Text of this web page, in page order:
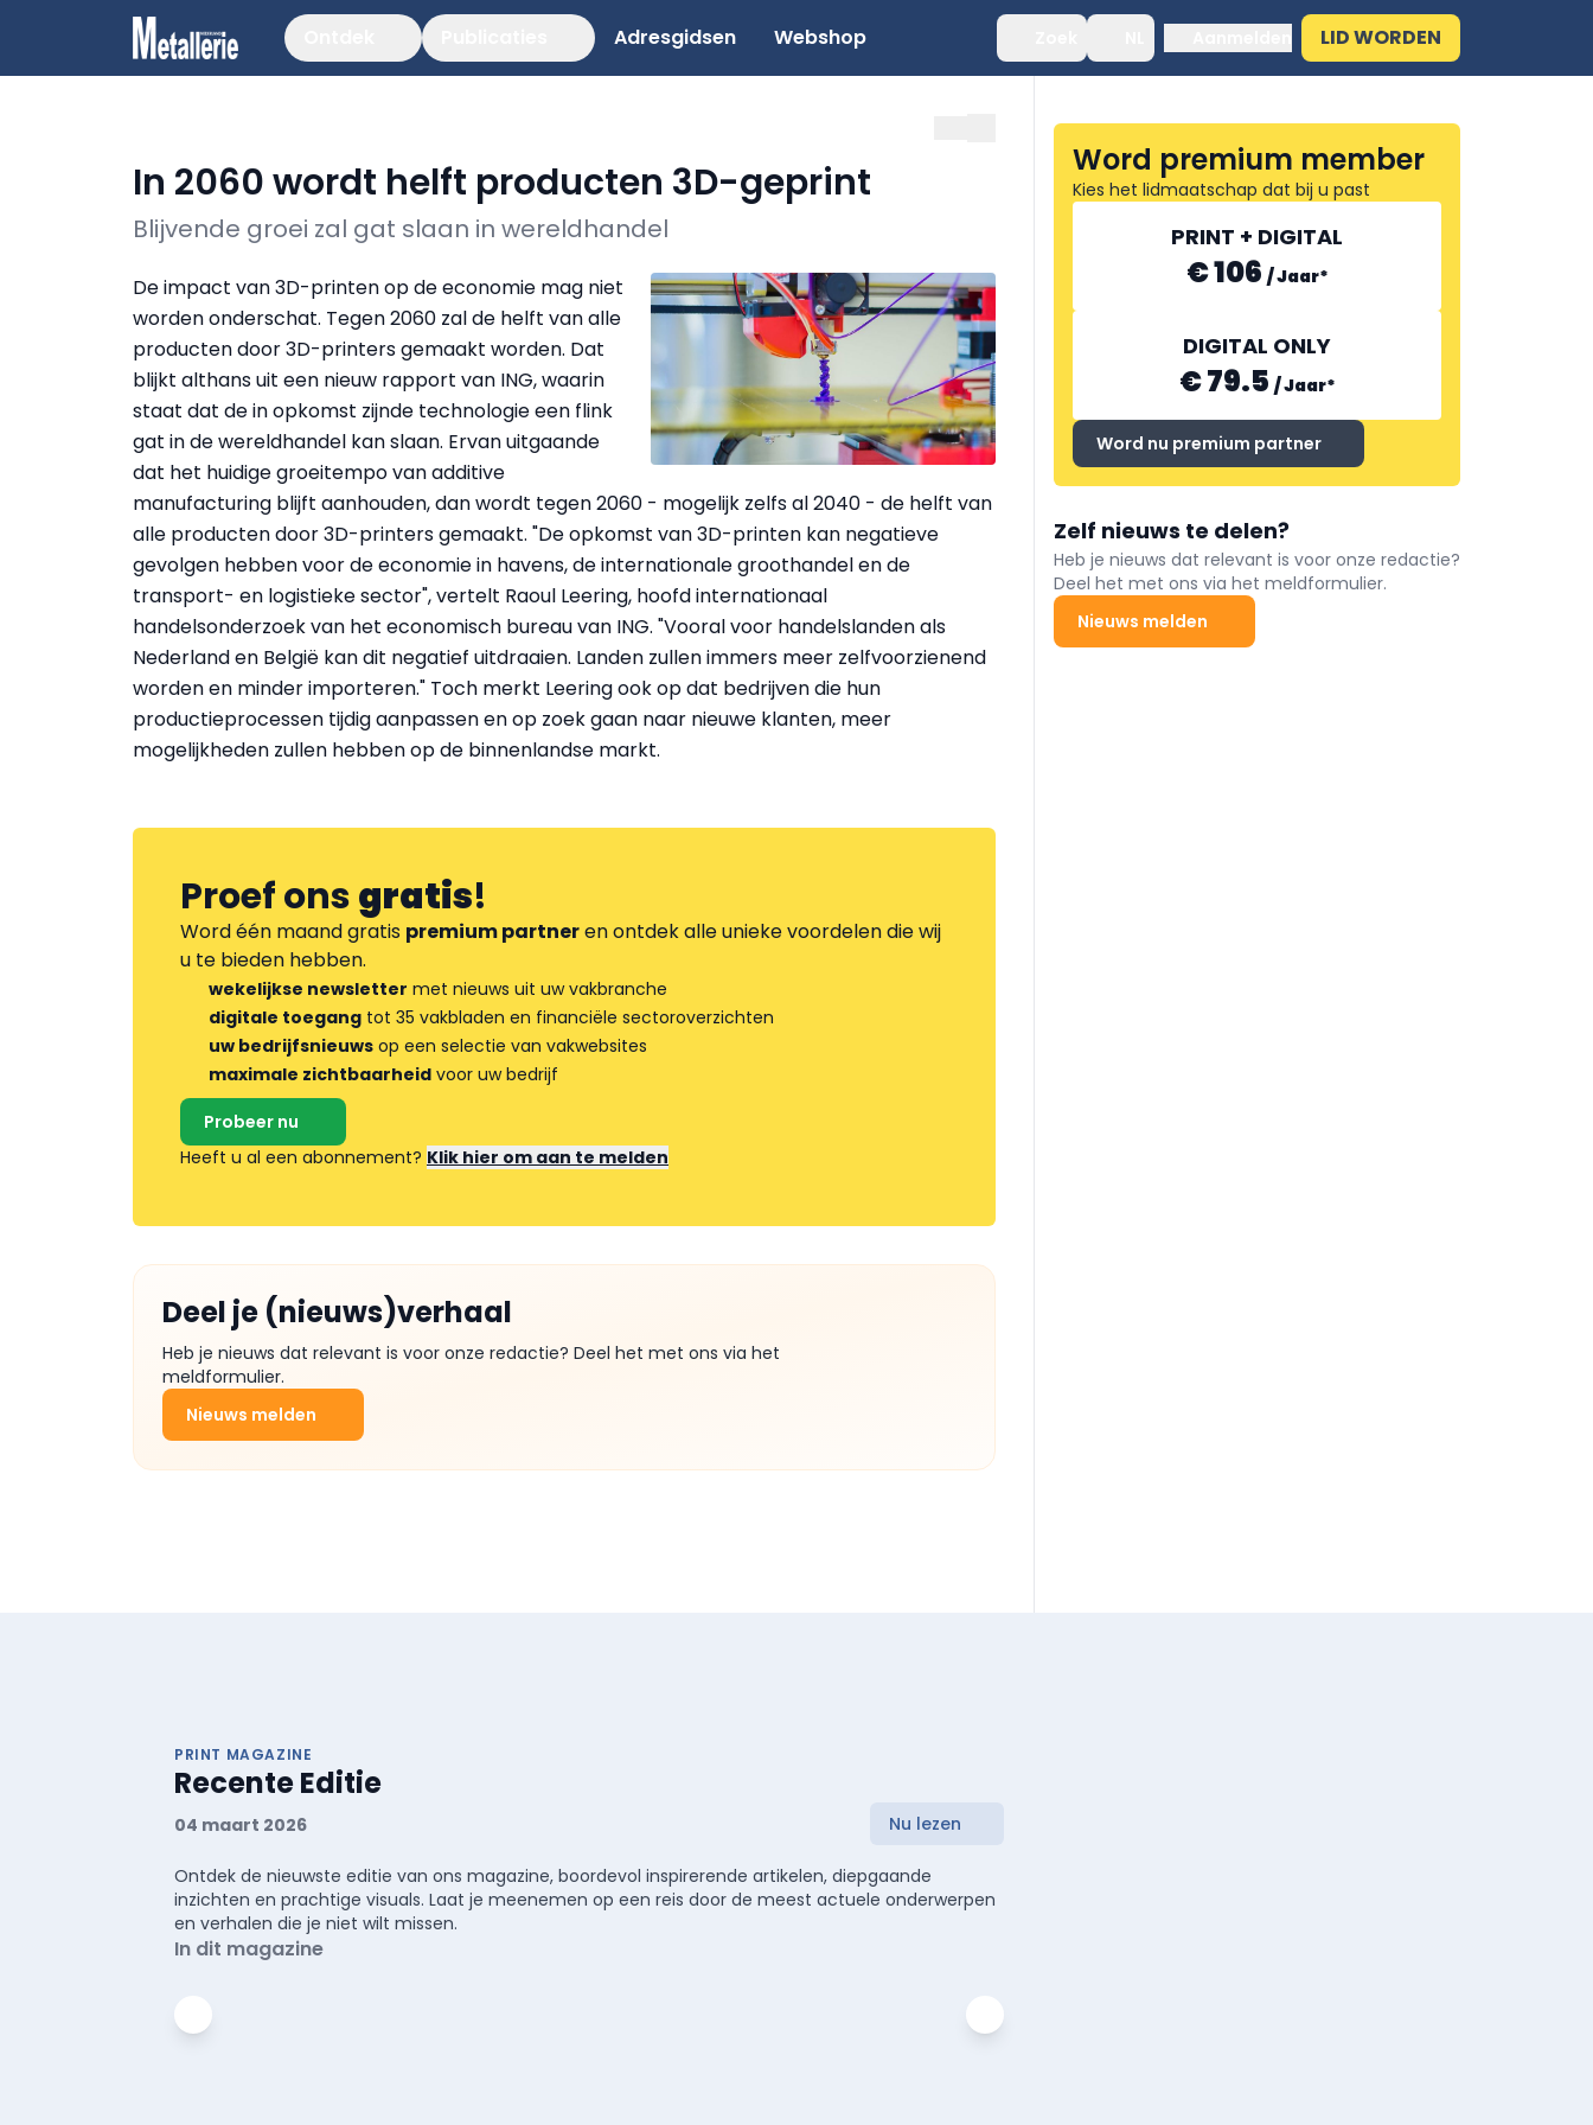
Adresgidsen Webshop LID WORDEN
In 2060 wordt helft producten 3D-geprint
Blijvende groei zal gat slaan in wereldhandel
De impact van 3D-printen op de economie mag niet
worden onderschat. Tegen 2060 zal de helft van alle
producten door 3D-printers gemaakt worden. Dat
blijkt althans uit een nieuw rapport van ING, waarin
staat dat de in opkomst zijnde technologie een flink
gat in de wereldhandel kan slaan. Ervan uitgaande
dat het huidige groeitempo van additive
manufacturing blijft aanhouden, dan wordt tegen 2060 - mogelijk zelfs al 2040 - de helft van
alle producten door 3D-printers gemaakt. "De opkomst van 3D-printen kan negatieve
gevolgen hebben voor de economie in havens, de internationale groothandel en de
transport- en logistieke sector", vertelt Raoul Leering, hoofd internationaal
handelsonderzoek van het economisch bureau van ING. "Vooral voor handelslanden als
Nederland en België kan dit negatief uitdraaien. Landen zullen immers meer zelfvoorzienend
worden en minder importeren." Toch merkt Leering ook op dat bedrijven die hun
productieprocessen tijdig aanpassen en op zoek gaan naar nieuwe klanten, meer
mogelijkheden zullen hebben op de binnenlandse markt.
Proef onsgratis!
Word één maand gratis premium partneren ontdek alle unieke voordelen die wij
u te bieden hebben.
wekelijkse newsletter met nieuws uit uw vakbranche
digitale toegang tot 35 vakbladen en financiële sectoroverzichten
uw bedrijfsnieuws op een selectie van vakwebsites
maximale zichtbaarheid voor uw bedrijf
Probeer nu
Heeft u al een abonnement? Klik hier om aan te melden
Deel je (nieuws)verhaal
Heb je nieuws dat relevant is voor onze redactie? Deel het met ons via het
meldformulier.
Nieuws melden
Word premium member
Kies het lidmaatschap dat bij u past
PRINT + DIGITAL
€ 106 /Jaar*
DIGITAL ONLY
€ 79.5 /Jaar*
Word nu premium partner
Zelf nieuws te delen?
Heb je nieuws dat relevant is voor onze redactie?
Deel het met ons via het meldformulier.
Nieuws melden
PRINT MAGAZINE
Recente Editie
04 maart 2026 Nu lezen
Ontdek de nieuwste editie van ons magazine, boordevol inspirerende artikelen, diepgaande
inzichten en prachtige visuals. Laat je meenemen op een reis door de meest actuele onderwerpen
en verhalen die je niet wilt missen.
In dit magazine